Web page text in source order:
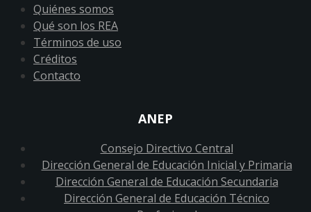
Quiénes somos
Qué son los REA
Términos de uso
Créditos
Contacto
ANEP
Consejo Directivo Central
Dirección General de Educación Inicial y Primaria
Dirección General de Educación Secundaria
Dirección General de Educación Técnico